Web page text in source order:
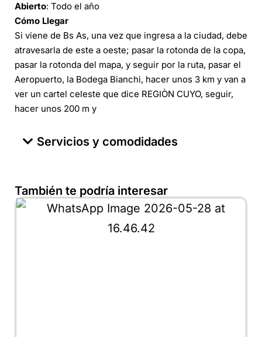
Abierto: Todo el año
Cómo Llegar
Si viene de Bs As, una vez que ingresa a la ciudad, debe
atravesarla de este a oeste; pasar la rotonda de la copa,
pasar la rotonda del mapa, y seguir por la ruta, pasar el
Aeropuerto, la Bodega Bianchi, hacer unos 3 km y van a
ver un cartel celeste que dice REGIÒN CUYO, seguir,
hacer unos 200 m y
Servicios y comodidades
También te podría interesar